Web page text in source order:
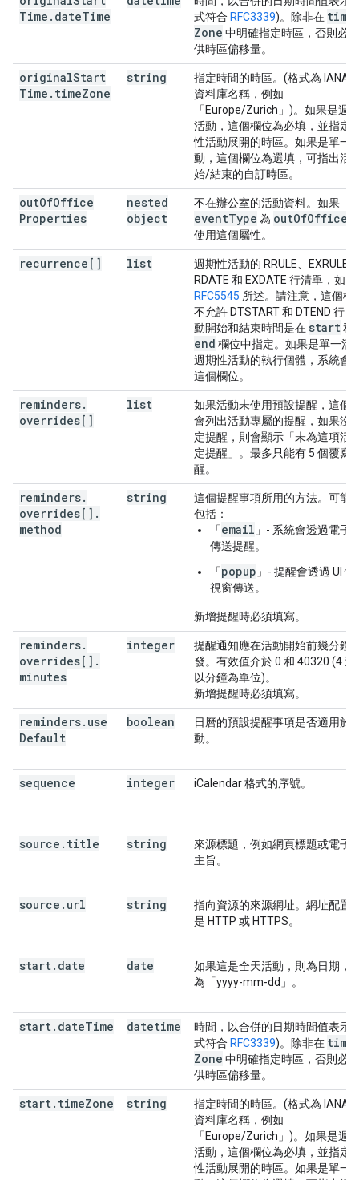
Time . dateTime
式符合 RFC3339)。除非在 time
Zone 中明確指定時區，否則必
供時區偏移量。
originalStart
Time . timeZone
string
指定時間的時區。(格式為 IANA
資料庫名稱，例如
「Europe/Zurich」)。如果是週
活動，這個欄位為必填，並指定
性活動展開的時區。如果是單一
動，這個欄位為選填，可指出活
始/結束的自訂時區。
outOfOffice
Properties
nested
object
不在辦公室的活動資料。如果
eventType 為 outOfOffice
使用這個屬性。
recurrence[] list
週期性活動的 RRULE、EXRULE、
RDATE 和 EXDATE 行清單，如
RFC5545 所述。請注意，這個欄
不允許 DTSTART 和 DTEND 行；
動開始和結束時間是在 start和
end 欄位中指定。如果是單一活
週期性活動的執行個體，系統會
這個欄位。
reminders.
overrides[]
list
如果活動未使用預設提醒，這個
會列出活動專屬的提醒，如果沒
定提醒，則會顯示「未為這項活
定提醒」。最多只能有 5 個覆寫
醒。
reminders.
overrides[] .
method
string
這個提醒事項所用的方法。可能
包括：
「email 」- 系統會透過電子
傳送提醒。
「popup 」- 提醒會透過 UI 快
視窗傳送。
新增提醒時必須填寫。
reminders.
overrides[] .
minutes
integer
提醒通知應在活動開始前幾分鐘
發。有效值介於 0 和 40320 (4 週
以分鐘為單位)。
新增提醒時必須填寫。
reminders. use
Default
boolean
日曆的預設提醒事項是否適用於
動。
sequence integer iCalendar 格式的序號。
source . title string
來源標題，例如網頁標題或電子
主旨。
source . url string
指向資源的來源網址。網址配置
是 HTTP 或 HTTPS。
start. date date
如果這是全天活動，則為日期，
為「yyyy-mm-dd」。
start. dateTime datetime
時間，以合併的日期時間值表示
式符合 RFC3339)。除非在 time
Zone 中明確指定時區，否則必
供時區偏移量。
start. timeZone string
指定時間的時區。(格式為 IANA
資料庫名稱，例如
「Europe/Zurich」)。如果是週
活動，這個欄位為必填，並指定
性活動展開的時區。如果是單一